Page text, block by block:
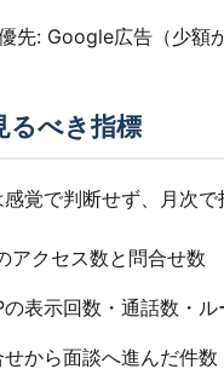
先: Google広告（少額
るべき指標
覚で判断せず、月次で
アクセス数と問合せ数
表示回数・通話数・ル
から面談へ進んだ件数